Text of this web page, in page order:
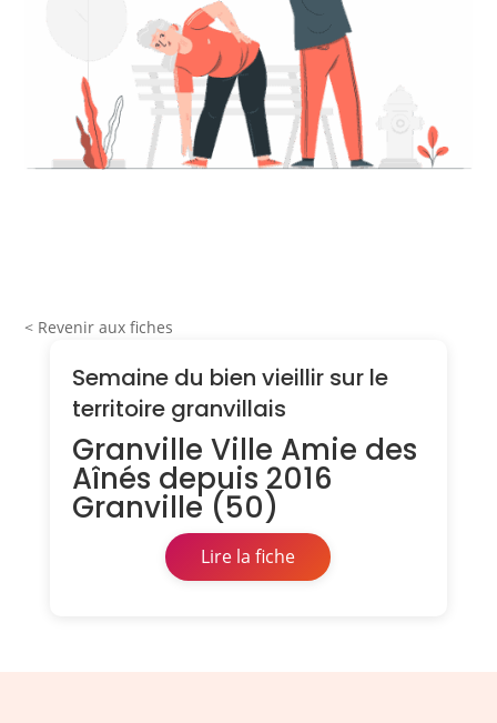
< Revenir aux fiches
Semaine du bien vieillir sur le
territoire granvillais
Granville Ville Amie des
Aînés depuis 2016
Granville (50)
Lire la fiche